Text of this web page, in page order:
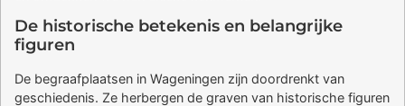
De historische betekenis en belangrijke
figuren
De begraafplaatsen in Wageningen zijn doordrenkt van
geschiedenis. Ze herbergen de graven van historische figuren